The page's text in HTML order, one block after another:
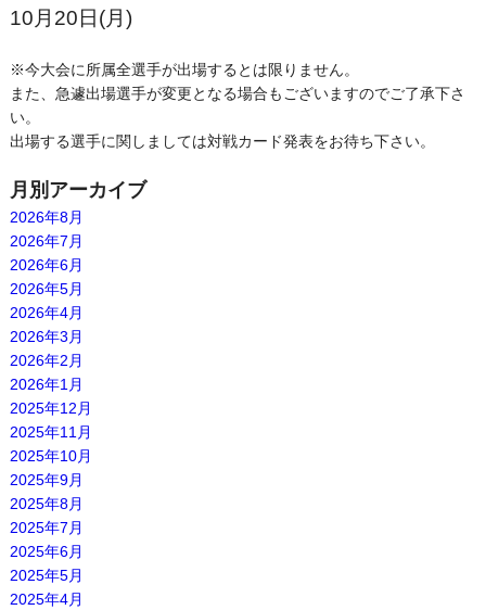
10月20日(月)
※今大会に所属全選手が出場するとは限りません。
また、急遽出場選手が変更となる場合もございますのでご了承下さ
い。
出場する選手に関しましては対戦カード発表をお待ち下さい。
月別アーカイブ
2026年8月
2026年7月
2026年6月
2026年5月
2026年4月
2026年3月
2026年2月
2026年1月
2025年12月
2025年11月
2025年10月
2025年9月
2025年8月
2025年7月
2025年6月
2025年5月
2025年4月